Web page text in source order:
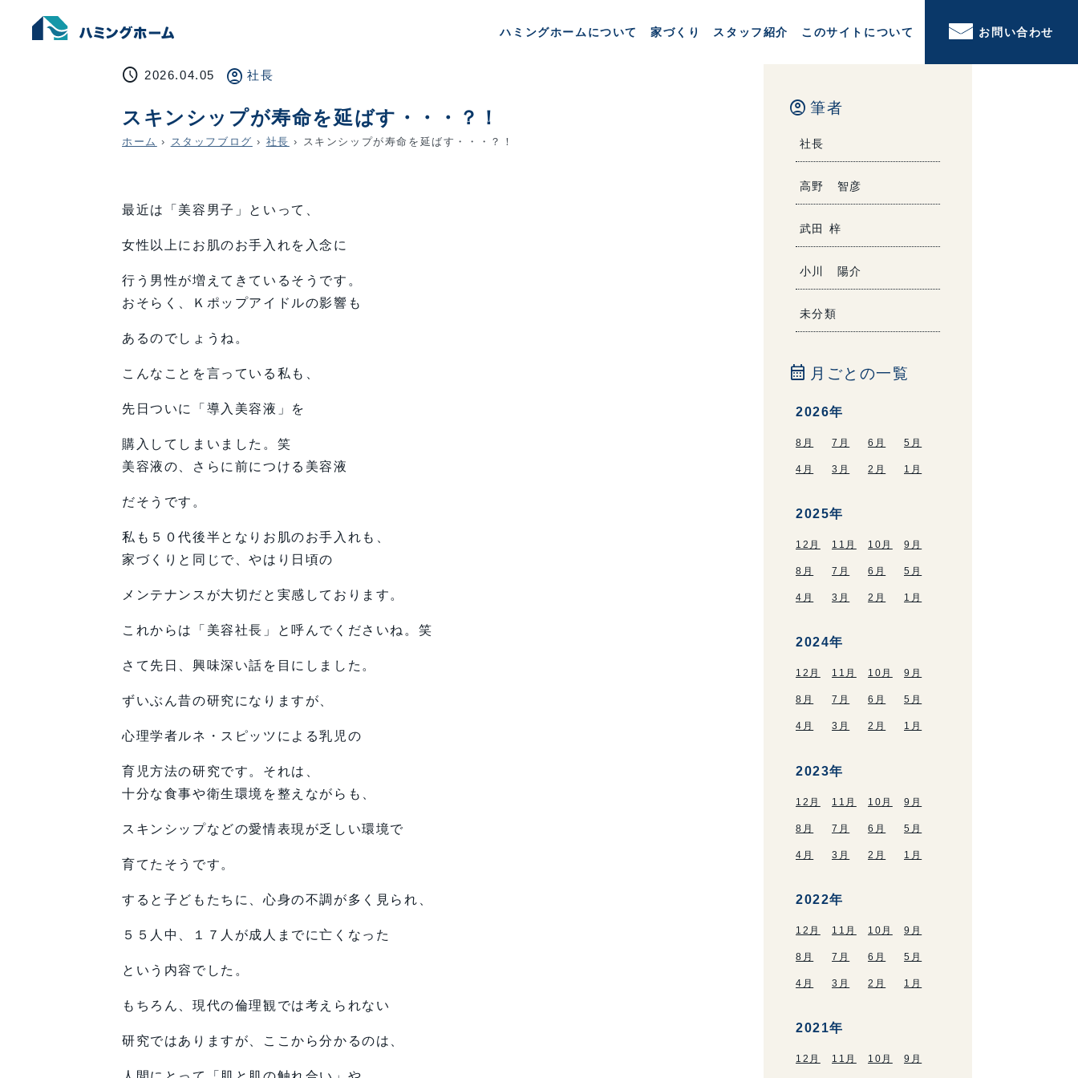
ハミングホームについて 家づくり スタッフ紹介 このサイトについて お問い合わせ
schedule 2026.04.05 account_circle 社長
スキンシップが寿命を延ばす・・・？！
ホーム › スタッフブログ › 社長 › スキンシップが寿命を延ばす・・・？！
最近は「美容男子」といって、
女性以上にお肌のお手入れを入念に
行う男性が増えてきているそうです。
おそらく、Ｋポップアイドルの影響も
あるのでしょうね。
こんなことを言っている私も、
先日ついに「導入美容液」を
購入してしまいました。笑
美容液の、さらに前につける美容液
だそうです。
私も５０代後半となりお肌のお手入れも、
家づくりと同じで、やはり日頃の
メンテナンスが大切だと実感しております。
これからは「美容社長」と呼んでくださいね。笑
さて先日、興味深い話を目にしました。
ずいぶん昔の研究になりますが、
心理学者ルネ・スピッツによる乳児の
育児方法の研究です。それは、
十分な食事や衛生環境を整えながらも、
スキンシップなどの愛情表現が乏しい環境で
育てたそうです。
すると子どもたちに、心身の不調が多く見られ、
５５人中、１７人が成人までに亡くなった
という内容でした。
もちろん、現代の倫理観では考えられない
研究ではありますが、ここから分かるのは、
account_circle 筆者
社長
高野 智彦
武田 梓
小川 陽介
未分類
calendar_month 月ごとの一覧
2026年
8月 7月 6月 5月
4月 3月 2月 1月
2025年
12月 11月 10月 9月
8月 7月 6月 5月
4月 3月 2月 1月
2024年
12月 11月 10月 9月
8月 7月 6月 5月
4月 3月 2月 1月
2023年
12月 11月 10月 9月
8月 7月 6月 5月
4月 3月 2月 1月
2022年
12月 11月 10月 9月
8月 7月 6月 5月
4月 3月 2月 1月
2021年
12月 11月 10月 9月